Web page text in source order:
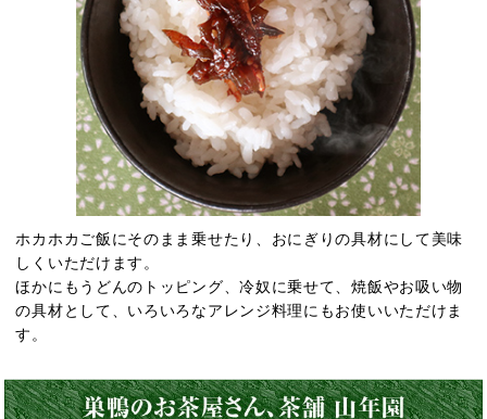
ホカホカご飯にそのまま乗せたり、おにぎりの具材にして美味
しくいただけます。
ほかにもうどんのトッピング、冷奴に乗せて、焼飯やお吸い物
の具材として、いろいろなアレンジ料理にもお使いいただけま
す。